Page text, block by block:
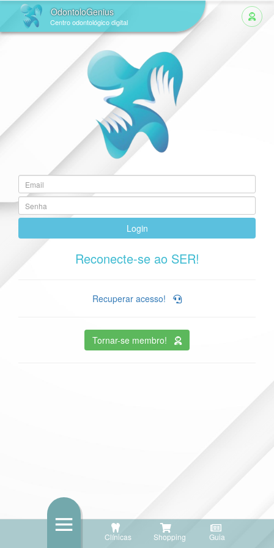
OdontoloGenius
Centro odontológico digital
Clínicas Shopping Guia
Login
Reconecte-se ao SER!
Recuperar acesso!
Tornar-se membro!